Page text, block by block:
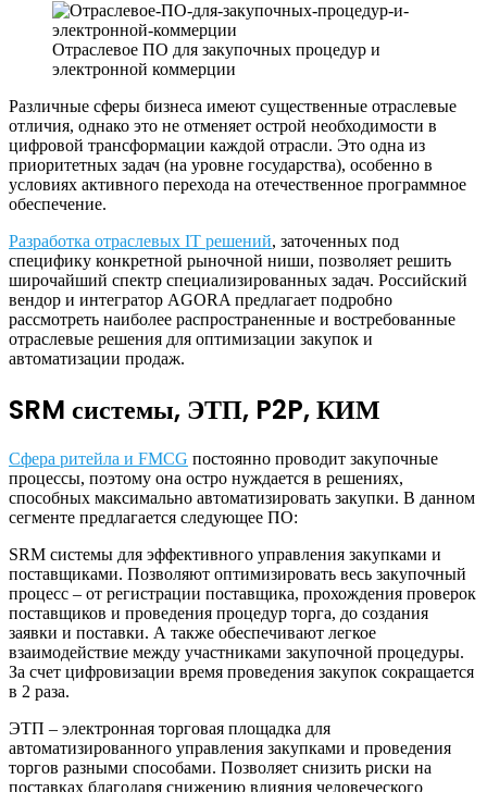
Отраслевое ПО для закупочных процедур и
электронной коммерции
Различные сферы бизнеса имеют существенные отраслевые
отличия, однако это не отменяет острой необходимости в
цифровой трансформации каждой отрасли. Это одна из
приоритетных задач (на уровне государства), особенно в
условиях активного перехода на отечественное программное
обеспечение.
Разработка отраслевых IT решений, заточенных под
специфику конкретной рыночной ниши, позволяет решить
широчайший спектр специализированных задач. Российский
вендор и интегратор AGORA предлагает подробно
рассмотреть наиболее распространенные и востребованные
отраслевые решения для оптимизации закупок и
автоматизации продаж.
SRM системы, ЭТП, P2P, КИМ
Сфера ритейла и FMCG постоянно проводит закупочные
процессы, поэтому она остро нуждается в решениях,
способных максимально автоматизировать закупки. В данном
сегменте предлагается следующее ПО:
SRM системы для эффективного управления закупками и
поставщиками. Позволяют оптимизировать весь закупочный
процесс – от регистрации поставщика, прохождения проверок
поставщиков и проведения процедур торга, до создания
заявки и поставки. А также обеспечивают легкое
взаимодействие между участниками закупочной процедуры.
За счет цифровизации время проведения закупок сокращается
в 2 раза.
ЭТП – электронная торговая площадка для
автоматизированного управления закупками и проведения
торгов разными способами. Позволяет снизить риски на
поставках благодаря снижению влияния человеческого